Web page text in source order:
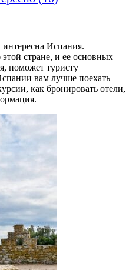
интересна Испания.
стране, и ее основных
поможет туристу
вам лучше поехать
как бронировать отели,